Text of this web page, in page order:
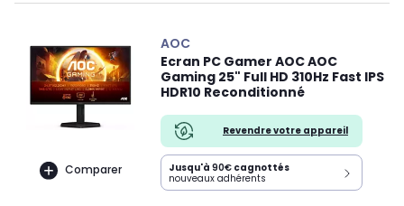
Comparer
AOC
Ecran PC Gamer AOC AOC
Gaming 25" Full HD 310Hz Fast IPS
HDR10 Reconditionné
Revendre votre appareil
Jusqu'à 90€ cagnottés
nouveaux adhérents